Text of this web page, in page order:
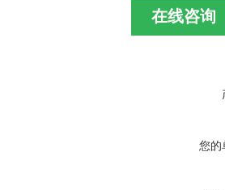
在线咨询
您的